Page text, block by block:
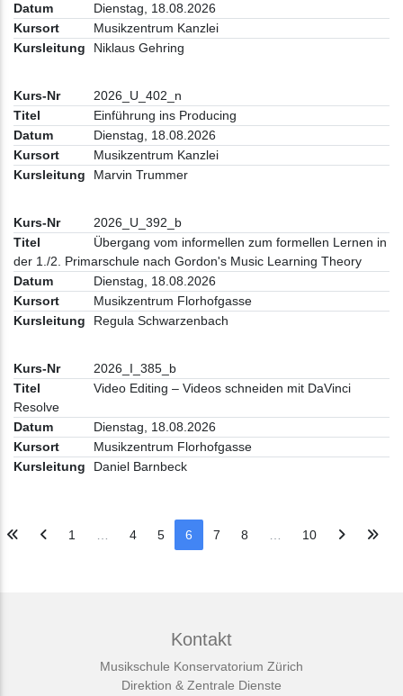
Dienstag, 18.08.2026
Musikzentrum Kanzlei
Niklaus Gehring
2026_U_402_n
Einführung ins Producing
Dienstag, 18.08.2026
Musikzentrum Kanzlei
Marvin Trummer
2026_U_392_b
Übergang vom informellen zum formellen Lernen in
der 1./2. Primarschule nach Gordon's Music Learning Theory
Dienstag, 18.08.2026
Musikzentrum Florhofgasse
Regula Schwarzenbach
2026_I_385_b
Video Editing – Videos schneiden mit DaVinci
Resolve
Dienstag, 18.08.2026
Musikzentrum Florhofgasse
Daniel Barnbeck
1 4 5 6 7 8 10
Kontakt
Musikschule Konservatorium Zürich
Direktion & Zentrale Dienste